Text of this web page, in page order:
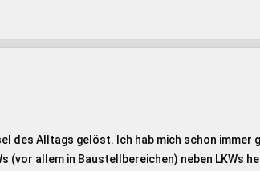
des Alltags gelöst. Ich hab mich schon immer
(vor allem in Baustellbereichen) neben LKWs